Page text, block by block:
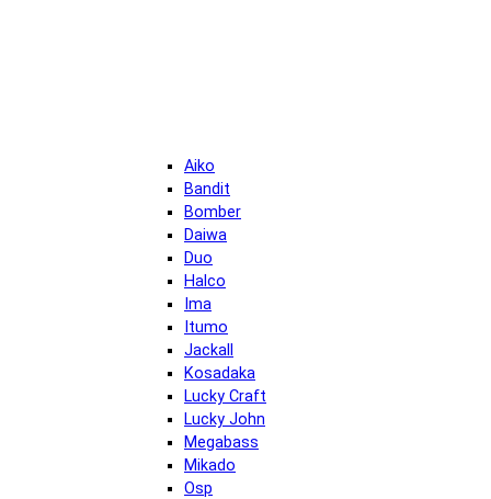
Aiko
Bandit
Bomber
Daiwa
Duo
Halco
Ima
Itumo
Jackall
Kosadaka
Lucky Craft
Lucky John
Megabass
Mikado
Osp